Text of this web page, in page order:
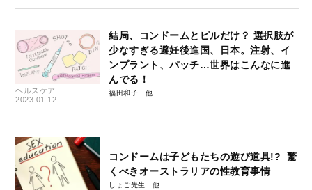
ヘルスケア
2023.01.12
結局、コンドームとピルだけ？ 選択肢が
少なすぎる避妊後進国、日本。注射、イ
ンプラント、パッチ…世界はこんなに進
んでる！
福田和子
コンドームは子どもたちの遊び道具!? 驚
くべきオーストラリアの性教育事情
しょご先生